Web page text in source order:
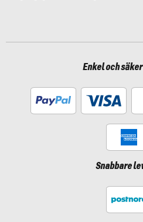
Enkel och
Snabbare